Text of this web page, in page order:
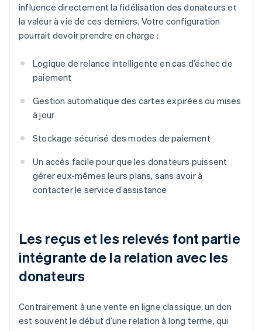
influence directement la fidélisation des donateurs et
la valeur à vie de ces derniers. Votre configuration
pourrait devoir prendre en charge :
Logique de relance intelligente en cas d’échec de
paiement
Gestion automatique des cartes expirées ou mises
à jour
Stockage sécurisé des modes de paiement
Un accès facile pour que les donateurs puissent
gérer eux-mêmes leurs plans, sans avoir à
contacter le service d’assistance
Les reçus et les relevés font partie
intégrante de la relation avec les
donateurs
Contrairement à une vente en ligne classique, un don
est souvent le début d’une relation à long terme, qui